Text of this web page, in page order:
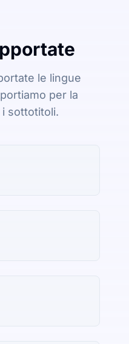
le lingue
per la
sottotitoli.